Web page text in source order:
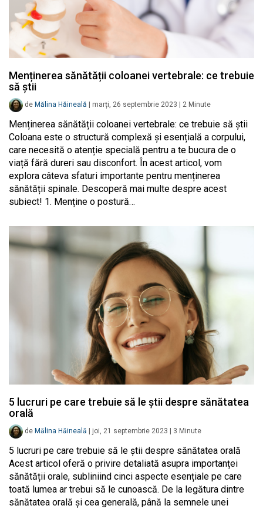
Menținerea sănătății coloanei vertebrale: ce trebuie
să știi
de Mălina Hăineală marți, 26 septembrie 2023 2 Minute
Menținerea sănătății coloanei vertebrale: ce trebuie să știi
Coloana este o structură complexă și esențială a corpului,
care necesită o atenție specială pentru a te bucura de o
viață fără dureri sau disconfort. În acest articol, vom
explora câteva sfaturi importante pentru menținerea
sănătății spinale. Descoperă mai multe despre acest
subiect! 1. Menține o postură…
5 lucruri pe care trebuie să le știi despre sănătatea
orală
de Mălina Hăineală joi, 21 septembrie 2023 3 Minute
5 lucruri pe care trebuie să le știi despre sănătatea orală
Acest articol oferă o privire detaliată asupra importanței
sănătății orale, subliniind cinci aspecte esențiale pe care
toată lumea ar trebui să le cunoască. De la legătura dintre
sănătatea orală și cea generală, până la semnele unei